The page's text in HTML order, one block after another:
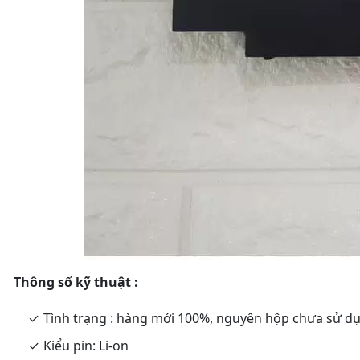
Thông số kỹ thuật :
Tình trạng : hàng mới 100%, nguyên hộp chưa sử
Kiểu pin: Li-on